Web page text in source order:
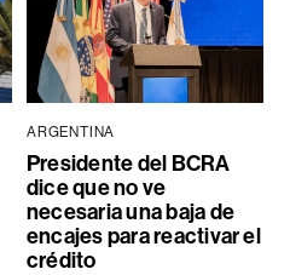
ARGENTINA
Presidente del BCRA
dice que no ve
necesaria una baja de
encajes para reactivar el
crédito